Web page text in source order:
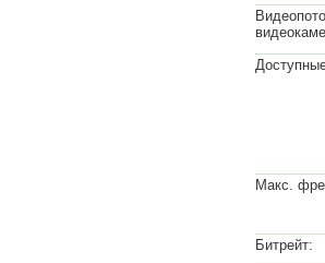
Макс.
Битрейт: